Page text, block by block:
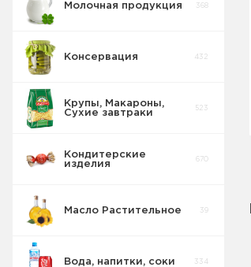
Молочная продукция 368
Консервация 432
Крупы, Макароны,
Сухие завтраки
523
Кондитерские
изделия
670
Масло Растительное 39
Вода, напитки, соки 334